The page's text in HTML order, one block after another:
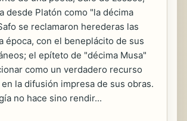
desde Platón como "la décima
se reclamaron herederas las
época, con el beneplácito de sus
el epíteto de "décima Musa"
como un verdadero recurso
la difusión impresa de sus obras.
no hace sino rendir...